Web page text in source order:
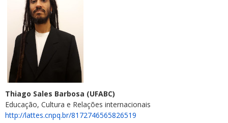
Thiago Sales Barbosa (UFABC)
Educação, Cultura e Relações internacionais
http://lattes.cnpq.br/8172746565826519